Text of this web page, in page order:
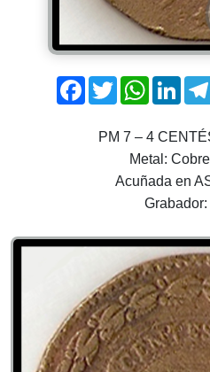
Facebook
Twitter
PM 7 – 4
Metal:
Acuñada en